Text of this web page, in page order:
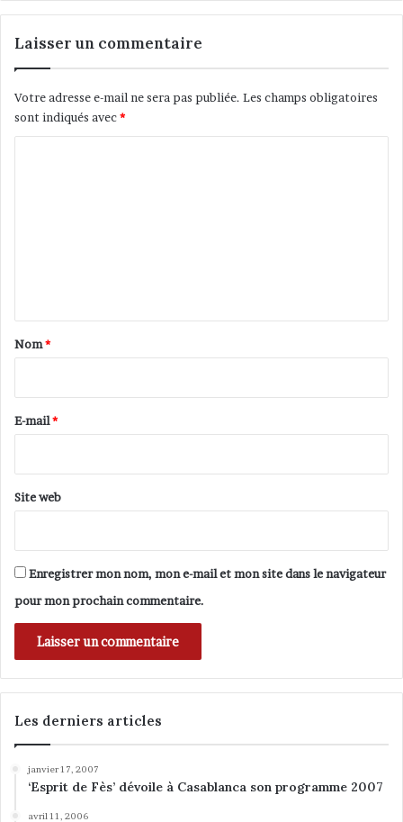
Laisser un commentaire
Votre adresse e-mail ne sera pas publiée. Les champs obligatoires
sont indiqués avec*
a
e
Nom*
E-mail*
Site web
Enregistrer mon nom, mon e-mail et mon site dans le navigateur
pour mon prochain commentaire.
Les derniers articles
janvier 17, 2007
‘Esprit de Fès’ dévoile à Casablanca son programme 2007
avril 11, 2006